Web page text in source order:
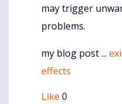
may trigger
problems.
my blog post ...
effects
Like 0